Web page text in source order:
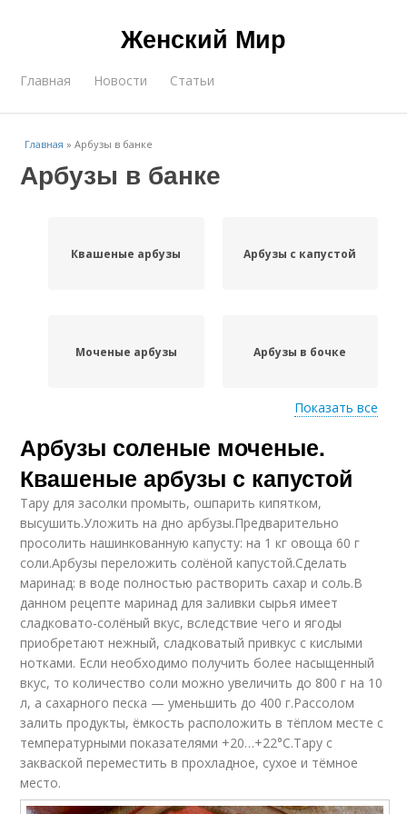
Женский Мир
Главная Новости Статьи
Главная »Арбузы в банке
Арбузы в банке
Квашеные арбузы Арбузы с капустой
Моченые арбузы Арбузы в бочке
Арбузы в собственном
соку
Бочковые арбузы
Целые арбузы
Арбузы в
пластиковом ведре
Соленые арбузы
Арбузы на скорую
руку
Малосольные арбузы Арбузы с чесноком
Показать все
Арбузы соленые моченые.
Квашеные арбузы с капустой
Тару для засолки промыть, ошпарить кипятком,
высушить.Уложить на дно арбузы.Предварительно
просолить нашинкованную капусту: на 1 кг овоща 60 г
соли.Арбузы переложить солёной капустой.Сделать
маринад: в воде полностью растворить сахар и соль.В
данном рецепте маринад для заливки сырья имеет
сладковато-солёный вкус, вследствие чего и ягоды
приобретают нежный, сладковатый привкус с кислыми
нотками. Если необходимо получить более насыщенный
вкус, то количество соли можно увеличить до 800 г на 10
л, а сахарного песка — уменьшить до 400 г.Рассолом
залить продукты, ёмкость расположить в тёплом месте с
температурными показателями +20…+22°С.Тару с
закваской переместить в прохладное, сухое и тёмное
место.